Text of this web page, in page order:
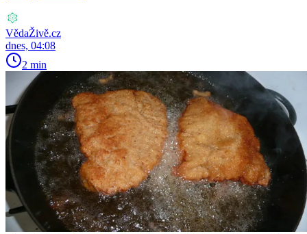
VědaŽivě.cz
dnes, 04:08
2 min